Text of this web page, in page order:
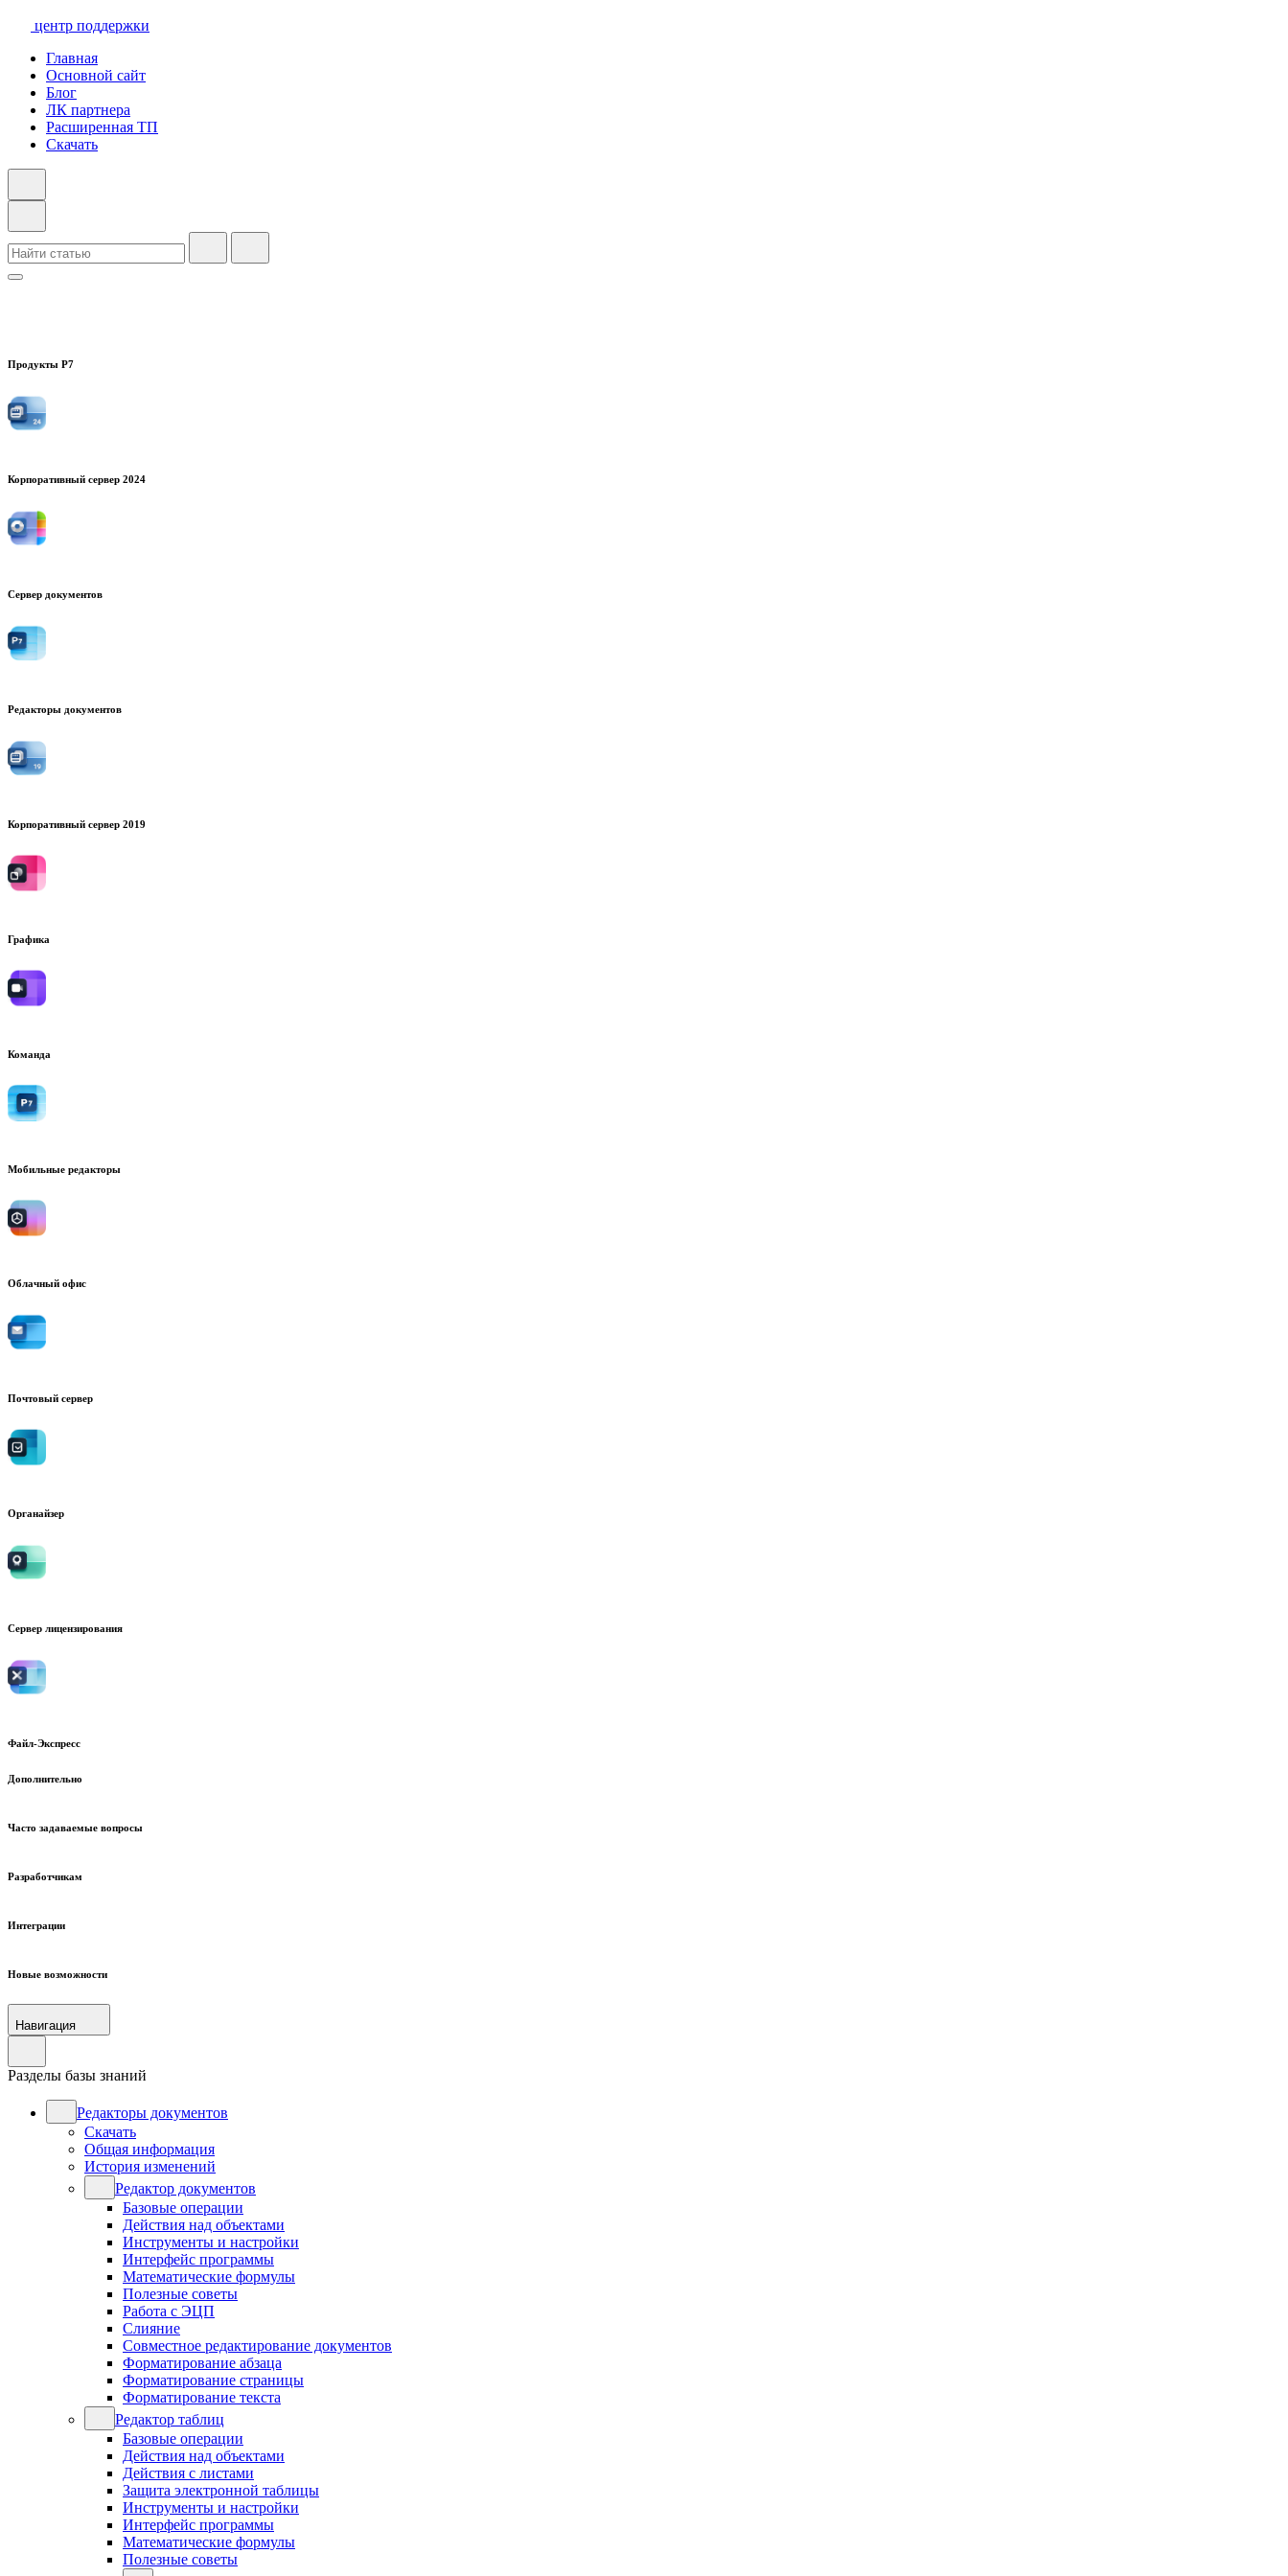
центр поддержки
Главная
Основной сайт
Блог
ЛК партнера
Расширенная ТП
Скачать
Продукты Р7
Корпоративный сервер 2024
Сервер документов
Редакторы документов
Корпоративный сервер 2019
Графика
Команда
Мобильные редакторы
Облачный офис
Почтовый сервер
Органайзер
Сервер лицензирования
Файл-Экспресс
Дополнительно
Часто задаваемые вопросы
Разработчикам
Интеграции
Новые возможности
Навигация
Разделы базы знаний
Редакторы документов
Скачать
Общая информация
История изменений
Редактор документов
Базовые операции
Действия над объектами
Инструменты и настройки
Интерфейс программы
Математические формулы
Полезные советы
Работа с ЭЦП
Слияние
Совместное редактирование документов
Форматирование абзаца
Форматирование страницы
Форматирование текста
Редактор таблиц
Базовые операции
Действия над объектами
Действия с листами
Защита электронной таблицы
Инструменты и настройки
Интерфейс программы
Математические формулы
Полезные советы